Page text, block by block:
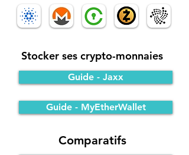
Stocker ses crypto-monnaies
Comparatifs
Guide - MyEtherWallet
Guide - Jaxx